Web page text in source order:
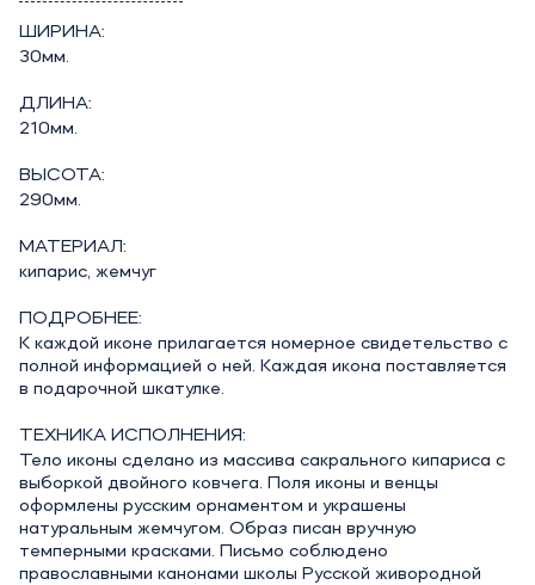
ШИРИНА:
30мм.
ДЛИНА:
210мм.
ВЫСОТА:
290мм.
МАТЕРИАЛ:
кипарис, жемчуг
ПОДРОБНЕЕ:
К каждой иконе прилагается номерное свидетельство с
полной информацией о ней. Каждая икона поставляется
в подарочной шкатулке.
ТЕХНИКА ИСПОЛНЕНИЯ:
Тело иконы сделано из массива сакрального кипариса с
выборкой двойного ковчега. Поля иконы и венцы
оформлены русским орнаментом и украшены
натуральным жемчугом. Образ писан вручную
темперными красками. Письмо соблюдено
православными канонами школы Русской живородной